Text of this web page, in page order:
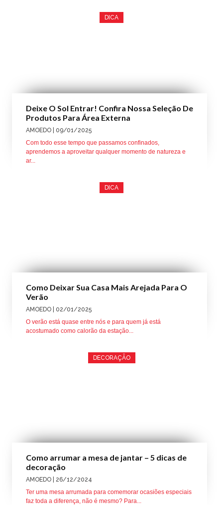
DICA
Deixe O Sol Entrar! Confira Nossa Seleção De
Produtos Para Área Externa
AMOEDO | 09/01/2025
Com todo esse tempo que passamos confinados,
aprendemos a aproveitar qualquer momento de natureza e
ar...
DICA
Como Deixar Sua Casa Mais Arejada Para O
Verão
AMOEDO | 02/01/2025
O verão está quase entre nós e para quem já está
acostumado como calorão da estação...
DECORAÇÃO
Como arrumar a mesa de jantar – 5 dicas de
decoração
AMOEDO | 26/12/2024
Ter uma mesa arrumada para comemorar ocasiões especiais
faz toda a diferença, não é mesmo? Para...